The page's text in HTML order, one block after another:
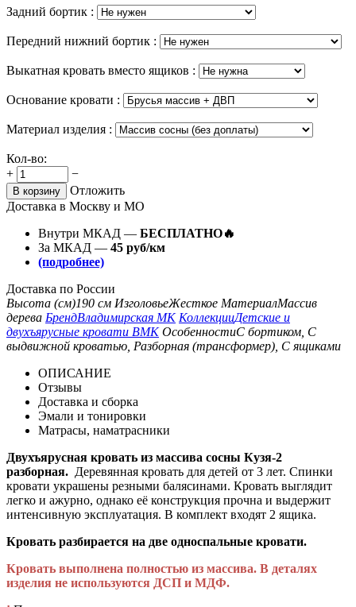
Задний бортик :
Передний нижний бортик :
Выкатная кровать вместо ящиков :
Основание кровати :
Материал изделия :
Кол-во:
+
−
В корзину
Отложить
Доставка в Москву и МО
Внутри МКАД — БЕСПЛАТНО🔥
За МКАД — 45 руб/км
(подробнее)
Доставка по России
Высота (см)190 см ИзголовьеЖесткое МатериалМассив
дерева БрендВладимирская МК КоллекцииДетские и
двухъярусные кровати ВМК ОсобенностиС бортиком, С
выдвижной кроватью, Разборная (трансформер), С ящиками
ОПИСАНИЕ
Отзывы
Доставка и сборка
Эмали и тонировки
Матрасы, наматрасники
Двухъярусная кровать из массива сосны Кузя-2
разборная. Деревянная кровать для детей от 3 лет. Спинки
кровати украшены резными балясинами. Кровать выглядит
легко и ажурно, однако её конструкция прочна и выдержит
интенсивную эксплуатация. В комплект входят 2 ящика.
Кровать разбирается на две односпальные кровати.
Кровать выполнена полностью из массива. В деталях
изделия не используются ДСП и МДФ.